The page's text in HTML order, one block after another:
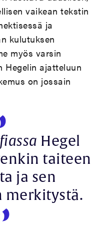
vaikean tekstin
ja
kulutuksen
myös varsin
Hegelin ajatteluun
on jossain
Hegel
taiteen
ja sen
merkitystä.